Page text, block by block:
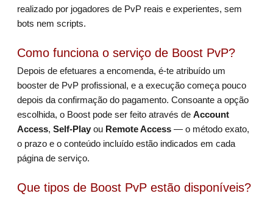
realizado por jogadores de PvP reais e experientes, sem
bots nem scripts.
Como funciona o serviço de Boost PvP?
Depois de efetuares a encomenda, é-te atribuído um
booster de PvP profissional, e a execução começa pouco
depois da confirmação do pagamento. Consoante a opção
escolhida, o Boost pode ser feito através de Account
Access, Self-Play ou Remote Access — o método exato,
o prazo e o conteúdo incluído estão indicados em cada
página de serviço.
Que tipos de Boost PvP estão disponíveis?